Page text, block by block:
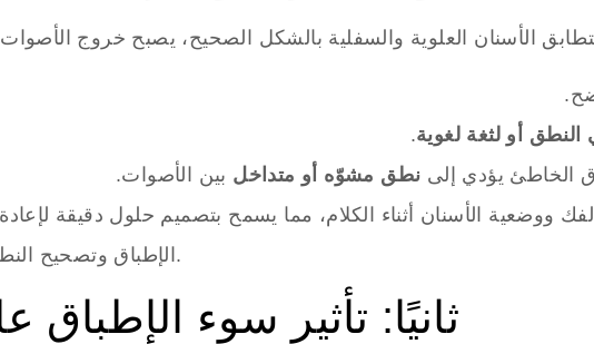
النطق أو لثغة لغوية.
الخاطئ يؤدي إلى نطق مشوّه أو متداخل بين الأصوات.
ووضعية الأسنان أثناء الكلام، مما يسمح بتصميم حلول دقيقة لإعادة
الإطباق وتصحيح النطق تدريجيًا بعد العلاج.
ثانيًا: تأثير سوء